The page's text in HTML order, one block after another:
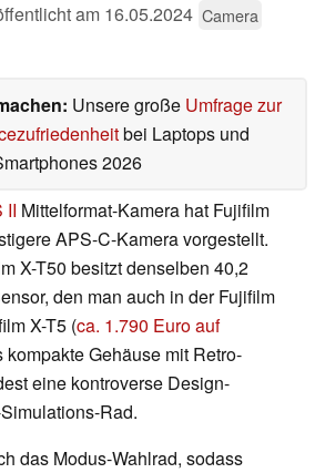
am 16.05.2024 Camera
Unsere große Umfrage zur
bei Laptops und
2026
II Mittelformat-Kamera hat Fujifilm
APS-C-Kamera vorgestellt.
X-T50 besitzt denselben 40,2
den man auch in der Fujifilm
X-T5 (ca. 1.790 Euro auf
kompakte Gehäuse mit Retro-
eine kontroverse Design-
Rad.
das Modus-Wahlrad, sodass